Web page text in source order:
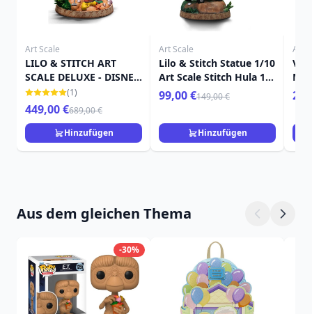
Art Scale
LILO & STITCH ART
SCALE DELUXE - DISNEY
LILO & STITCH
(1)
449,00 €689,00 €
Hinzufügen
Art Scale
Lilo & Stitch Statue 1/10
Art Scale Stitch Hula 17
cm
99,00 €149,00 €
Hinzufügen
Art
Aus dem gleichen Thema
-30%